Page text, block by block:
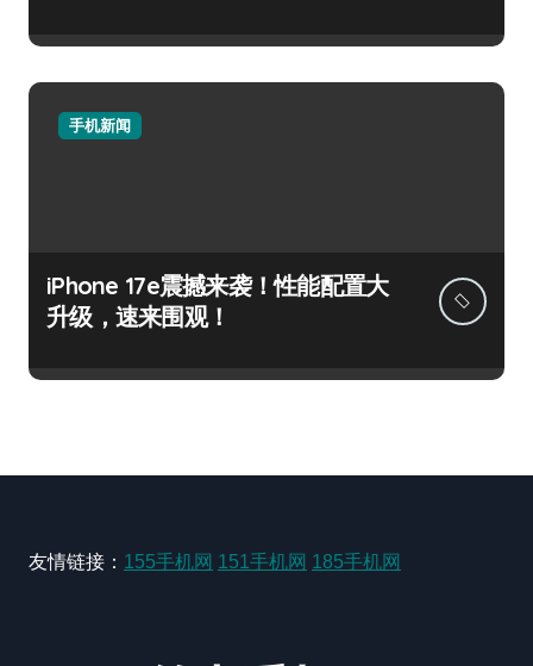
手机新闻
iPhone 17e震撼来袭！性能配置大
升级，速来围观！
友情链接： 155手机网 151手机网 185手机网